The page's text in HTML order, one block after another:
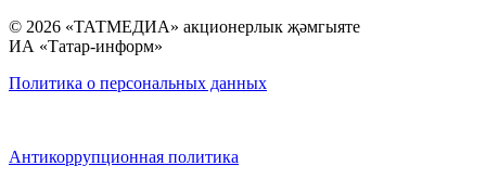
© 2026 «ТАТМЕДИА» акционерлык җәмгыяте
ИА «Татар-информ»
Политика о персональных данных
Антикоррупционная политика